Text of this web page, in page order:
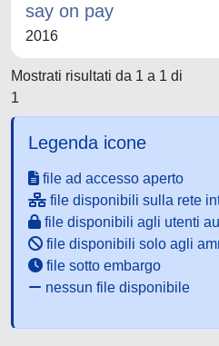
say on pay
2016
Mostrati risultati da 1 a 1 di
1
Legenda icone
file ad accesso aperto
file disponibili sulla rete
file disponibili agli utenti
file disponibili solo agli
file sotto embargo
nessun file disponibile